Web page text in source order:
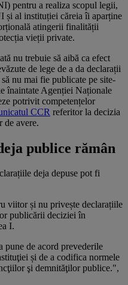
pentru a realiza scopul legii,
și al instituției căreia îi aparține
atingerii finalității
vieții private.
nu trebuie să aibă ca efect
de lege de a da declarații
nu mai fie publicate pe site-
înaintate Agenției Naționale
potrivit competențelor
CCR referitor la decizia
de avere.
publice rămân
deja depuse pot fi
viitor și nu privește declarațiile
publicării deciziei în
I.
pune de acord prevederile
și de a codifica normele
şi demnităţilor publice.",